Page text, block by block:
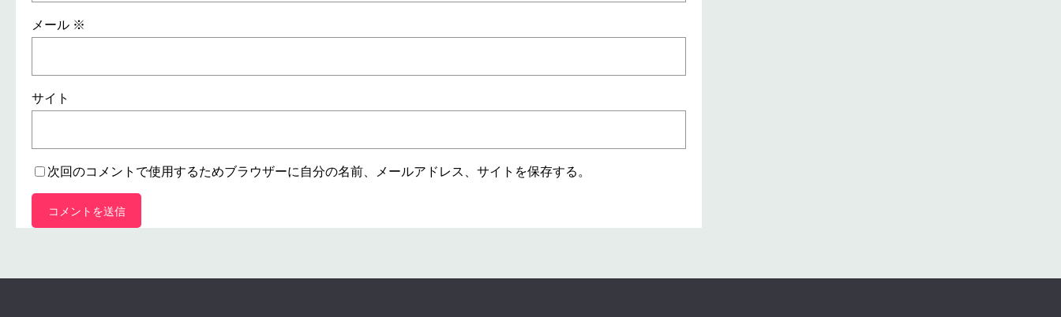
メール ※
サイト
次回のコメントで使用するためブラウザーに自分の名前、メールアドレス、サイトを保存する。